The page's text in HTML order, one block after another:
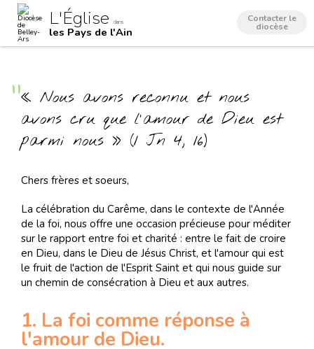
contenu.
Outils
personnels
L'Église dans
les Pays de l'Ain
Contacter le
diocèse
« Nous avons reconnu et nous
avons cru que l'amour de Dieu est
parmi nous » (1 Jn 4, 16)
Chers frères et soeurs,
La célébration du Carême, dans le contexte de l'Année
de la foi, nous offre une occasion précieuse pour méditer
sur le rapport entre foi et charité : entre le fait de croire
en Dieu, dans le Dieu de Jésus Christ, et l'amour qui est
le fruit de l'action de l'Esprit Saint et qui nous guide sur
un chemin de consécration à Dieu et aux autres.
1. La foi comme réponse à
l'amour de Dieu.